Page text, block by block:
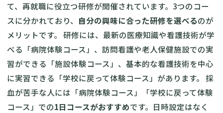
て、再就職に役立つ研修が開催されています。3つのコー
スに分かれており、 自分の興味に合った研修を選べるのが
メリットです。 研修には、最新の医療知識や看護技術が学
べる「病院体験コース」、訪問看護や老人保健施設での実
習ができる「施設体験コース」、基本的な看護技術を中心
に実習できる「学校に戻って体験コース」があります。 採
血が苦手な人には「病院体験コース」「学校に戻って体験
コース」での1日コースがおすすめです。日時設定はなく